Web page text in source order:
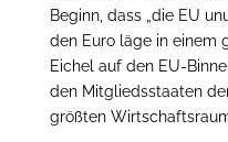
Beginn, dass „die EU
den Euro läge in einem
Eichel auf den EU-
den Mitgliedsstaaten
größten